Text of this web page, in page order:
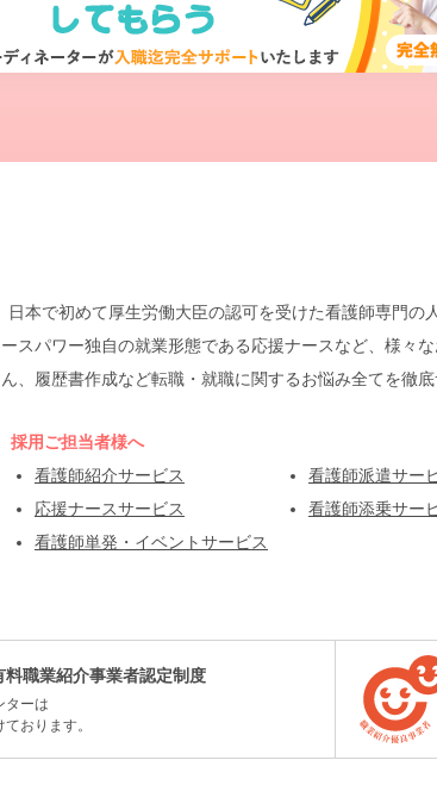
日本で初めて厚生労働大臣の認可を受けた看護師専門
スパワー独自の就業形態である応援ナースなど、様々
、履歴書作成など転職・就職に関するお悩み全てを徹底
採用ご担当者様へ
看護師紹介サービス
応援ナースサービス
看護師単発・イベントサービス
看護師派遣サー
看護師添乗サー
職業紹介事業者認定制度
ターは
おります。